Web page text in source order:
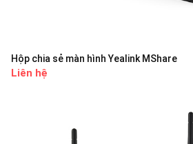
Hộp chia sẻ màn hình Yealink MShare
Liên hệ